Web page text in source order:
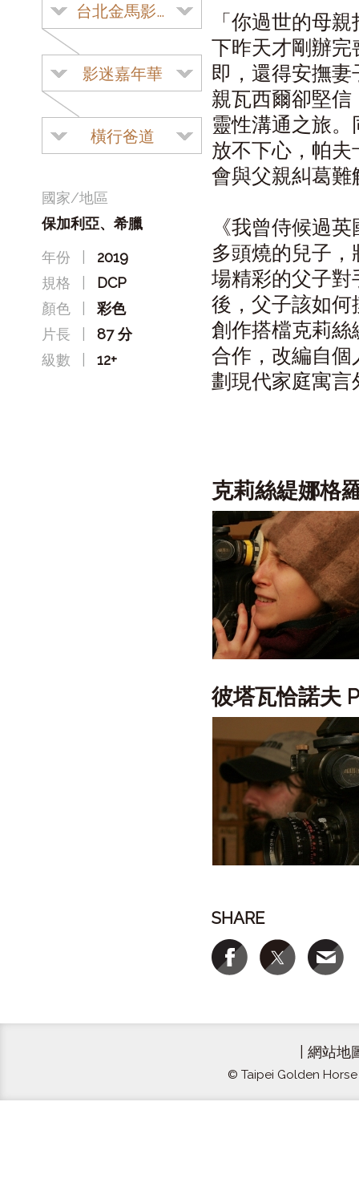
台北金馬影展
影迷嘉年華
橫行爸道
國家/地區
保加利亞、希臘
年份
2019
規格
DCP
顏色
彩色
片長
87 分
級數
12+
「你過世的母
下昨天才剛辦
即，還得安撫
親瓦西爾卻堅
靈性溝通之旅
放不下心，帕
會與父親糾葛
《我曾侍候過
多頭燒的兒子
場精彩的父子
後，父子該如
創作搭檔克莉
合作，改編自
劃現代家庭寓
克莉絲緹娜格
彼塔瓦恰諾夫
SHARE
網站地
© Taipei Golden